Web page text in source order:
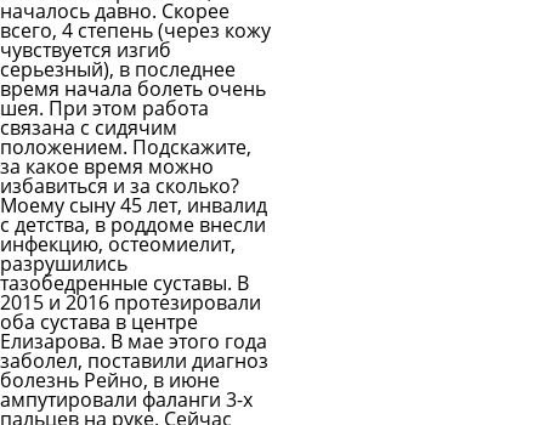
началось давно. Скорее
всего, 4 степень (через кожу
чувствуется изгиб
серьезный), в последнее
время начала болеть очень
шея. При этом работа
связана с сидячим
положением. Подскажите,
за какое время можно
избавиться и за сколько?
Моему сыну 45 лет, инвалид
с детства, в роддоме внесли
инфекцию, остеомиелит,
разрушились
тазобедренные суставы. В
2015 и 2016 протезировали
оба сустава в центре
Елизарова. В мае этого года
заболел, поставили диагноз
болезнь Рейно, в июне
ампутировали фаланги 3-х
пальцев на руке. Сейчас